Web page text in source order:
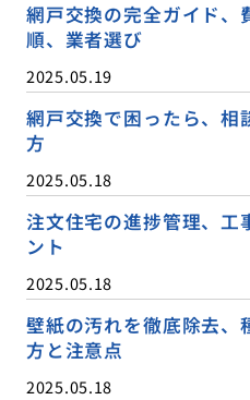
網戸交換の完全ガイド、
順、業者選び
2025.05.19
網戸交換で困ったら、相
方
2025.05.18
注文住宅の進捗管理、工
ント
2025.05.18
壁紙の汚れを徹底除去、
方と注意点
2025.05.18